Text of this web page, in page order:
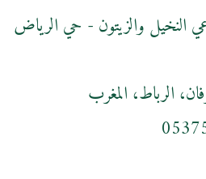
شارعي النخيل والزيتون - حي الرياض